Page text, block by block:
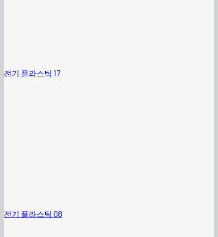
전기 플라스틱 17
전기 플라스틱 08